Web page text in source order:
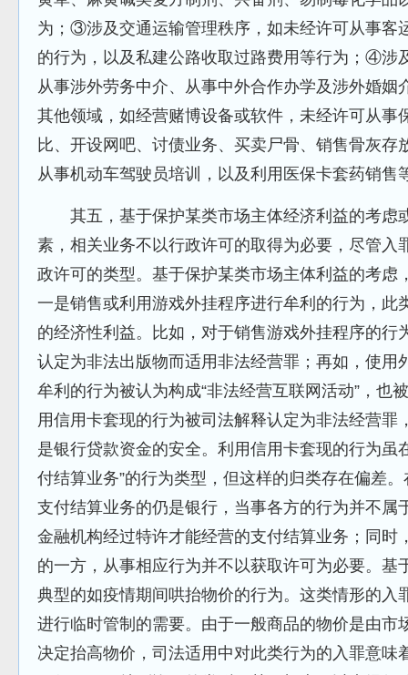
为；③涉及交通运输管理秩序，如未经许可从事客
的行为，以及私建公路收取过路费用等行为；④涉
从事涉外劳务中介、从事中外合作办学及涉外婚
其他领域，如经营赌博设备或软件，未经许可从事
比、开设网吧、讨债业务、买卖尸骨、销售骨灰存
从事机动车驾驶员培训，以及利用医保卡套药销售
其五，基于保护某类市场主体经济利益的考虑
素，相关业务不以行政许可的取得为必要，尽管入
政许可的类型。基于保护某类市场主体利益的考虑
一是销售或利用游戏外挂程序进行牟利的行为，此
的经济性利益。比如，对于销售游戏外挂程序的行
认定为非法出版物而适用非法经营罪；再如，使用
牟利的行为被认为构成“非法经营互联网活动”，也
用信用卡套现的行为被司法解释认定为非法经营罪
是银行贷款资金的安全。利用信用卡套现的行为虽
付结算业务”的行为类型，但这样的归类存在偏差
支付结算业务的仍是银行，当事各方的行为并不属
金融机构经过特许才能经营的支付结算业务；同时
的一方，从事相应行为并不以获取许可为必要。基
典型的如疫情期间哄抬物价的行为。这类情形的入
进行临时管制的需要。由于一般商品的物价是由市
决定抬高物价，司法适用中对此类行为的入罪意味